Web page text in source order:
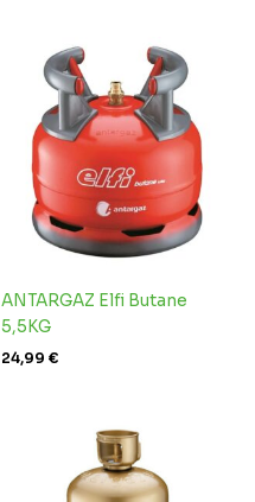
ANTARGAZ Elfi Butane
5,5KG
24,99 €